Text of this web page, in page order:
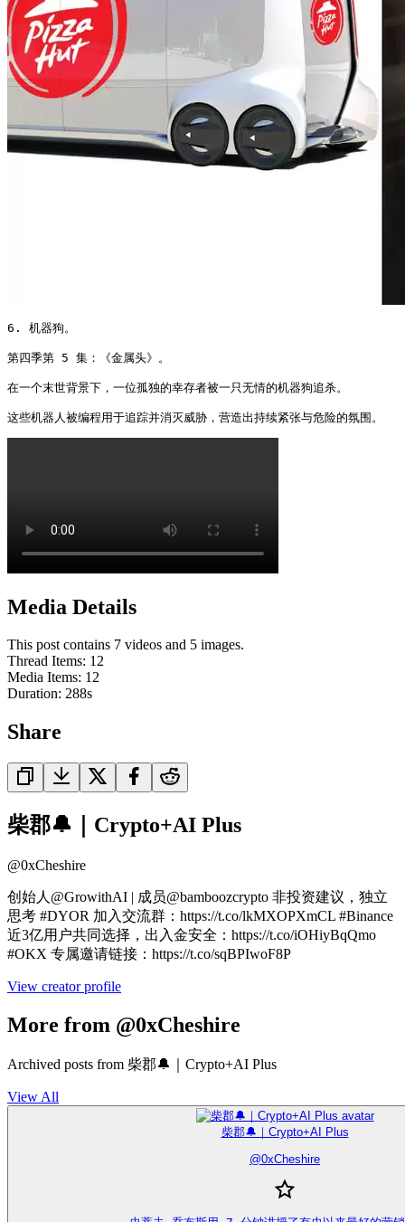
6. 机器狗。
第四季第 5 集：《金属头》。
在一个末世背景下，一位孤独的幸存者被一只无情的机器狗追杀。
这些机器人被编程用于追踪并消灭威胁，营造出持续紧张与危险的氛围。
Media Details
This post contains 7 videos and 5 images.
Thread Items: 12
Media Items: 12
Duration: 288s
Share
柴郡🔔｜Crypto+AI Plus
@0xCheshire
创始人@GrowithAI | 成员@bamboozcrypto 非投资建议，独立
思考 #DYOR 加入交流群：https://t.co/lkMXOPXmCL #Binance
近3亿用户共同选择，出入金安全：https://t.co/iOHiyBqQmo
#OKX 专属邀请链接：https://t.co/sqBPIwoF8P
View creator profile
More from @0xCheshire
Archived posts from 柴郡🔔｜Crypto+AI Plus
View All
柴郡🔔｜Crypto+AI Plus
@0xCheshire